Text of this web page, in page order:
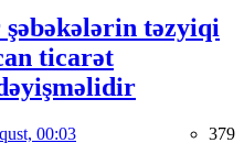
təzyiqi
ticarət
00:03 379